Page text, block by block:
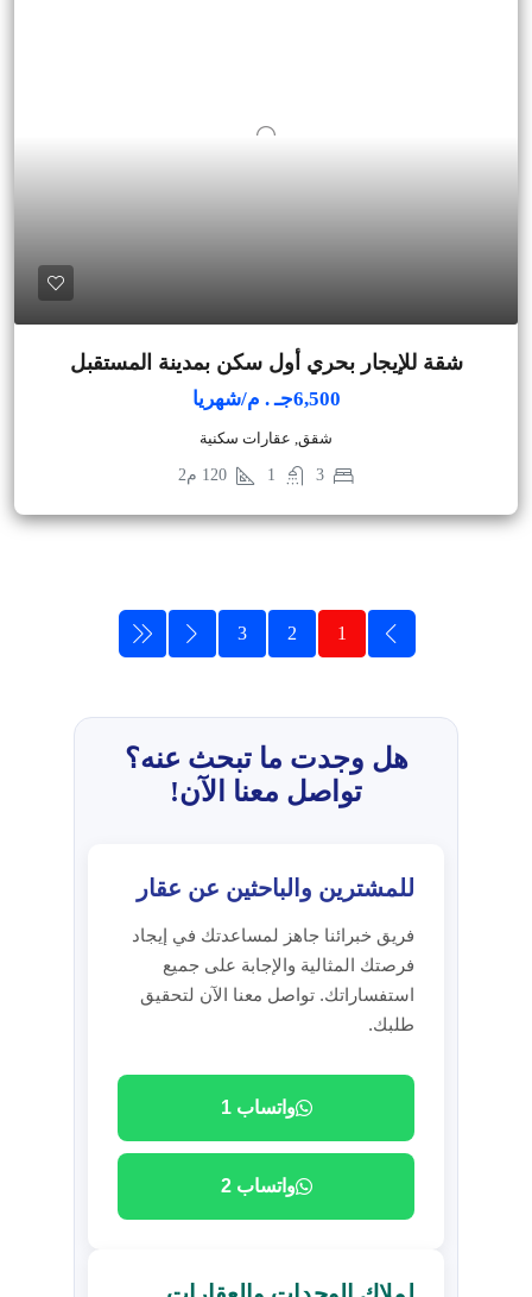
شقة للإيجار بحري أول سكن بمدينة المستقبل
6,500جـ . م/شهريا
شقق, عقارات سكنية
3
1
120 م2
1
2
3
هل وجدت ما تبحث عنه؟
تواصل معنا الآن!
للمشترين والباحثين عن عقار
فريق خبرائنا جاهز لمساعدتك في إيجاد
فرصتك المثالية والإجابة على جميع
استفساراتك. تواصل معنا الآن لتحقيق
طلبك.
واتساب 1
واتساب 2